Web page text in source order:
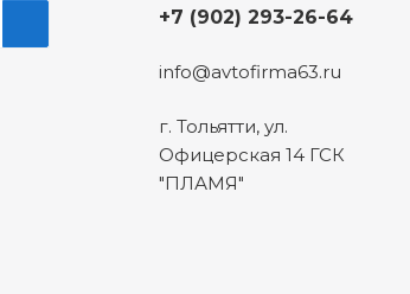
+7 (902) 293-26-64
info@avtofirma63.ru
г. Тольятти, ул.
Офицерская 14 ГСК
"ПЛАМЯ"